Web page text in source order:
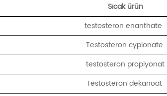
Sıcak ürün
testosteron enanthate
Testosteron cypionate
testosteron propiyonat
Testosteron dekanoat